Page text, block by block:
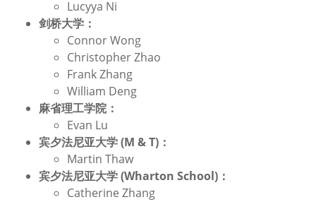
Lucyya Ni
剑桥大学：
Connor Wong
Christopher Zhao
Frank Zhang
William Deng
麻省理工学院：
Evan Lu
宾夕法尼亚大学 (M & T)：
Martin Thaw
宾夕法尼亚大学 (Wharton School)：
Catherine Zhang